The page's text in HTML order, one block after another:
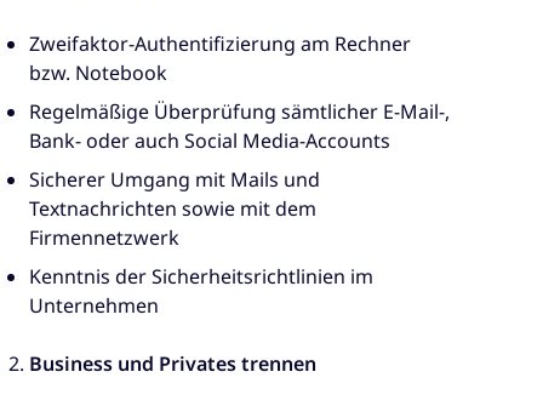
Zweifaktor-Authentifizierung am Rechner
bzw. Notebook
Regelmäßige Überprüfung sämtlicher E-Mail-,
Bank- oder auch Social Media-Accounts
Sicherer Umgang mit Mails und
Textnachrichten sowie mit dem
Firmennetzwerk
Kenntnis der Sicherheitsrichtlinien im
Unternehmen
Business und Privates trennen